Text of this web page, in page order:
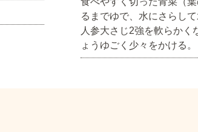
るまでゆで、水にさらし
人参大さじ2強を軟らか
ょうゆごく少々をかける。